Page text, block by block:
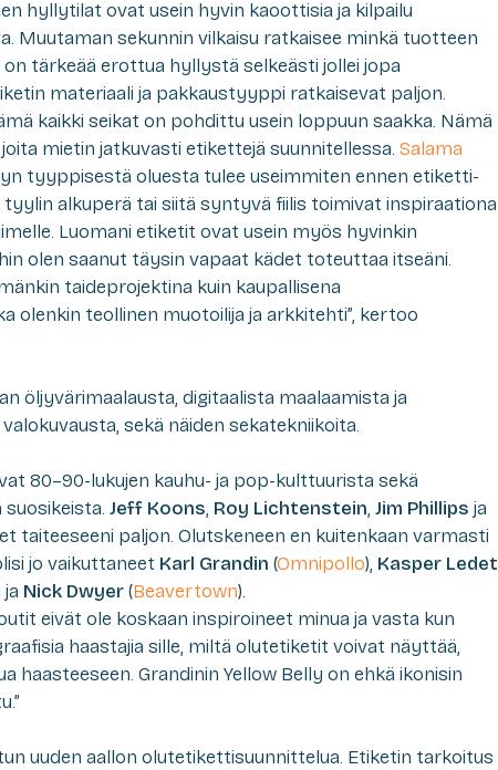
hyllytilat ovat usein hyvin kaoottisia ja kilpailu
Muutaman sekunnin vilkaisu ratkaisee minkä tuotteen
tärkeää erottua hyllystä selkeästi jollei jopa
materiaali ja pakkaustyyppi ratkaisevat paljon.
kaikki seikat on pohdittu usein loppuun saakka. Nämä
mietin jatkuvasti etikettejä suunnitellessa. Salama
tyyppisestä oluesta tulee useimmiten ennen etiketti-
tyylin alkuperä tai siitä syntyvä fiilis toimivat inspiraationa
Luomani etiketit ovat usein myös hyvinkin
olen saanut täysin vapaat kädet toteuttaa itseäni.
taideprojektina kuin kaupallisena
olenkin teollinen muotoilija ja arkkitehti”, kertoo
öljyvärimaalausta, digitaalista maalaamista ja
sekä näiden sekatekniikoita.
80–90-lukujen kauhu- ja pop-kulttuurista sekä
suosikeista. Jeff Koons, Roy Lichtenstein, Jim Phillips ja
taiteeseeni paljon. Olutskeneen en kuitenkaan varmasti
jo vaikuttaneet Karl Grandin (Omnipollo), Kasper Ledet
ja Nick Dwyer(Beavertown).
eivät ole koskaan inspiroineet minua ja vasta kun
haastajia sille, miltä olutetiketit voivat näyttää,
haasteeseen. Grandinin Yellow Belly on ehkä ikonisin
uuden aallon olutetikettisuunnittelua. Etiketin tarkoitus